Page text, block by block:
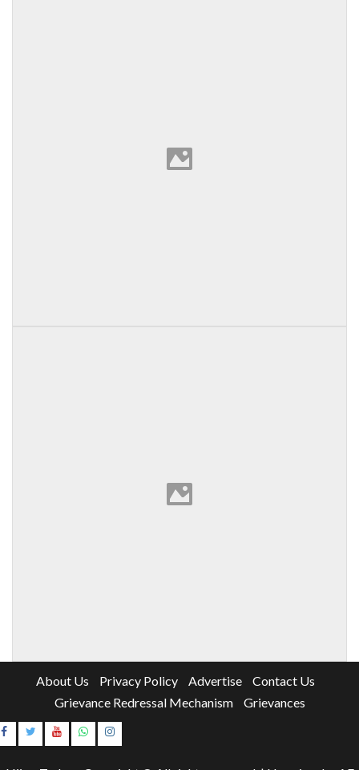
About Us Privacy Policy Advertise
Contact Us
Grievance Redressal Mechanism
Grievances
Instagram